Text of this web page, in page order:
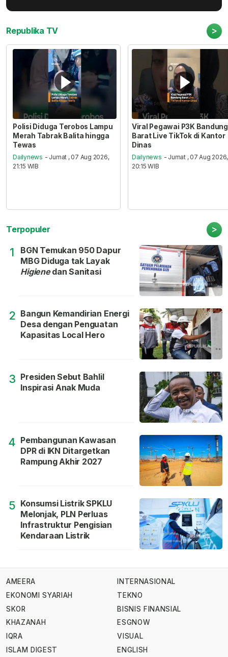
Republika TV >
Polisi Diduga Terobos Lampu
Merah Tabrak Balita hingga
Tewas
Dailynews - Jumat , 07 Aug 2026,
21:15 WIB
Viral Pegawai P3K Bandung
Barat Live TikTok di Kantor
Dinas
Dailynews - Jumat , 07 Aug 2026,
20:15 WIB
Terpopuler >
1
BGN Temukan 950 Dapur
MBG Diduga tak Layak
Higienedan Sanitasi
2 Bangun Kemandirian Energi
Desa dengan Penguatan
Kapasitas Local Hero
3 Presiden Sebut Bahlil
Inspirasi Anak Muda
4 Pembangunan Kawasan
DPR di IKN Ditargetkan
Rampung Akhir 2027
5 Konsumsi Listrik SPKLU
Melonjak, PLN Perluas
Infrastruktur Pengisian
Kendaraan Listrik
AMEERA
EKONOMI SYARIAH
SKOR
KHAZANAH
IQRA
ISLAM DIGEST
INTERNASIONAL
TEKNO
BISNIS FINANSIAL
ESGNOW
VISUAL
ENGLISH